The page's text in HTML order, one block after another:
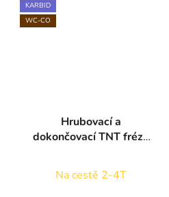
KARBID
WC-CO
Hrubovací a
dokončovací TNT fréza
břitem 10mm
Na cestě 2-4T